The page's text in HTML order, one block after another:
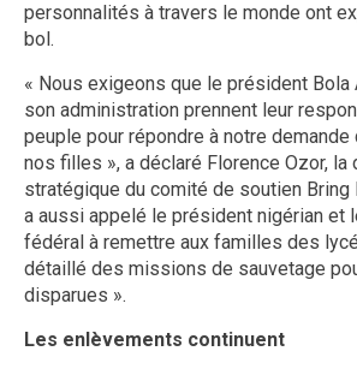
personnalités à travers le monde ont
bol.
« Nous exigeons que le président Bola
son administration prennent leur
peuple pour répondre à notre
nos filles », a déclaré Florence Ozor, la
stratégique du comité de soutien Bring
a aussi appelé le président nigérian et
fédéral à remettre aux familles des
détaillé des missions de sauvetage
disparues ».
Les enlèvements continuent